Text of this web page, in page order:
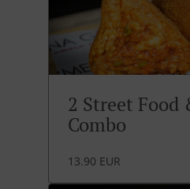
2 Street Food
Combo
13.90 EUR